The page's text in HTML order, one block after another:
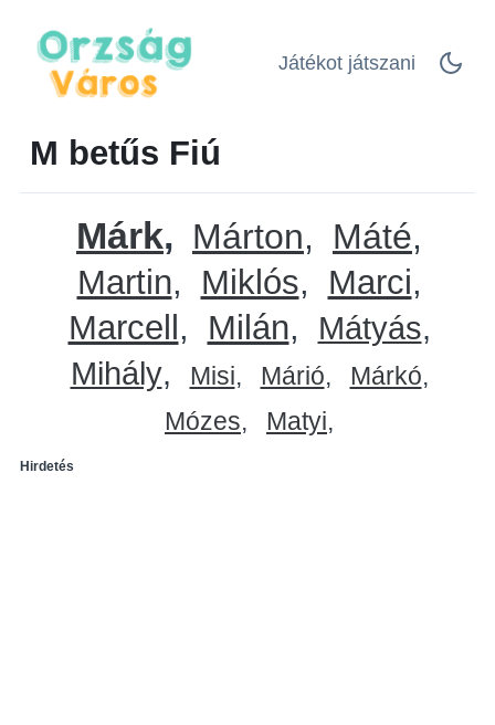
Játékot játszani
M betűs Fiú
Márk Márton Máté
Martin Miklós
Marci
Marcell
Milán
Mátyás
Mihály
Misi Márió
Márkó
Mózes
Matyi
Hirdetés